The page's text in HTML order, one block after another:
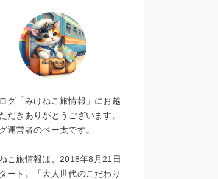
グ「みけねこ旅情報」にお越
だきありがとうございます。
運営者のペー太です。
こ旅情報は、2018年8月21日
ート。「大人世代のこだわり